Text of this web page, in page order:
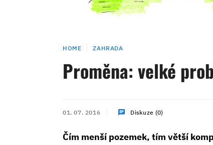
HOME ZAHRADA
Proměna: velké
01. 07. 2016 Diskuze (0)
Čím menší pozemek, tím větší